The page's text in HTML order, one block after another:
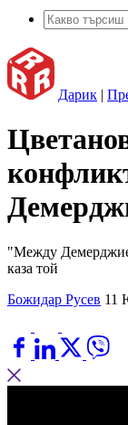
Дарик |
"Между
каза той
Божидар Русев 11